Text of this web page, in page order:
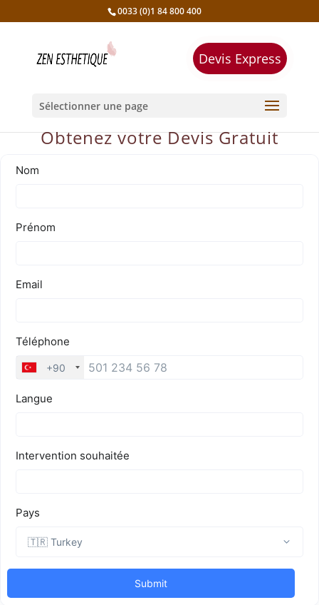
Obtenez votre Devis Gratuit
0033 (0)1 84 800 400
Devis Express
Sélectionner une page